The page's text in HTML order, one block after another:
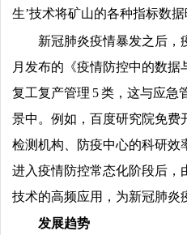
生’技术将矿山的各种指标数
新冠肺炎疫情暴发之后，
月发布的《疫情防控中的数
复工复产管理 5 类，这与应
景中。例如，百度研究院免费
检测机构、防疫中心的科研效
进入疫情防控常态化阶段后，
技术的高频应用，为新冠肺炎
发展趋势